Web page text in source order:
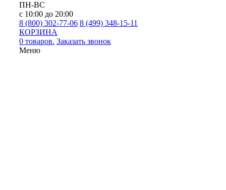
ПН-ВС
с 10:00 до 20:00
8 (800) 302-77-06 8 (499) 348-15-11
КОРЗИНА
0 товаров. Заказать звонок
Меню